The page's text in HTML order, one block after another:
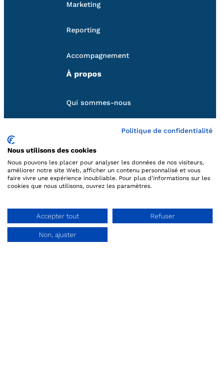
Demander une démo
Marketing
Reporting
Accompagnement
À propos
Qui sommes-nous
Suivez-nous
Contactez-nous
hello@qweekle.com
FR:+33 (0) 1 84 25 40 70
Politique de confidentialité
Nous utilisons des cookies
Nous pouvons les placer pour analyser les données de nos visiteurs,
améliorer notre site Web, afficher un contenu personnalisé et vous
faire vivre une expérience inoubliable. Pour plus d'informations sur les
cookies que nous utilisons, ouvrez les paramètres.
Accepter tout Refuser
Non, ajuster